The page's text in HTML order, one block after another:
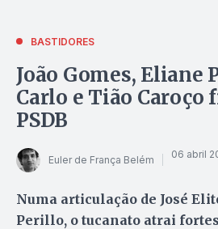
BASTIDORES
João Gomes, Eliane
Carlo e Tião Caroço
PSDB
Euler de França Belém 06 abril
Numa articulação de José
Perillo, o tucanato atrai